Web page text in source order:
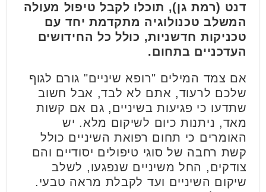
דנט (רמת גן), תוכלו לקבל טיפול מעולה
המשלב טכנולוגיה מתקדמת יחד עם
טכניקות חדשניות, כולל כל החידושים
העדכניים בתחום.
אם צמד המילים "רופא שיניים" גורם לגוף
שלכם לרעוד, אתם לא לבד, אבל חשוב
שתדעו כי פגיעות בשיניים, גם אם קשות
מאד, ניתנות כיום לשיקום מלא. יש
האומרים כי תחום רפואת השיניים כולל
קשת רחבה של סוגי טיפולים יסודיים והם
צודקים, החל משיניים שנפגעו, לשלב
שיקום השיניים ועד לקבלת מראה טבעי.